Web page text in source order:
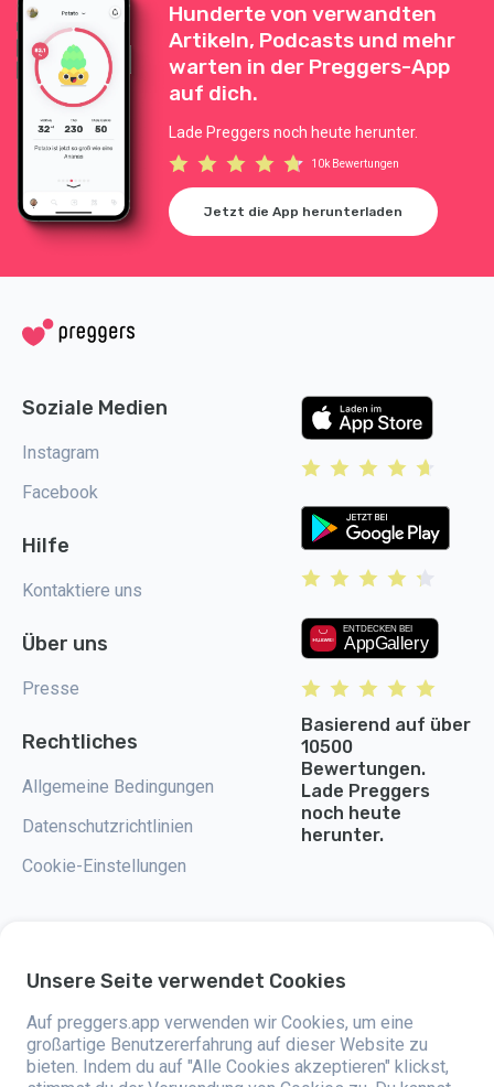
Hunderte von verwandten
Artikeln, Podcasts und mehr
warten in der Preggers-App
auf dich.
Lade Preggers noch heute herunter.
10k Bewertungen
Jetzt die App herunterladen
Soziale Medien
Instagram
Facebook
Hilfe
Kontaktiere uns
Über uns
Presse
Rechtliches
Allgemeine Bedingungen
Datenschutzrichtlinien
Cookie-Einstellungen
Basierend auf über
10500
Bewertungen.
Lade Preggers
noch heute
herunter.
Preggers ist eine App, die 2017 von der schwedischen Firma Stroller AB
frischgebackene Eltern weltweit einfacher zu machen. Mit einem
vielseitigen Team und der Unterstützung von Experten haben sie
benutzerfreundliche Apps entwickelt, die bereits von über zwei Millionen
Menschen genutzt werden. Preggers bietet eine einzigartige 3D-
Unsere Seite verwendet Cookies
Auf preggers.app verwenden wir Cookies, um eine
großartige Benutzererfahrung auf dieser Website zu
bieten. Indem du auf "Alle Cookies akzeptieren" klickst,